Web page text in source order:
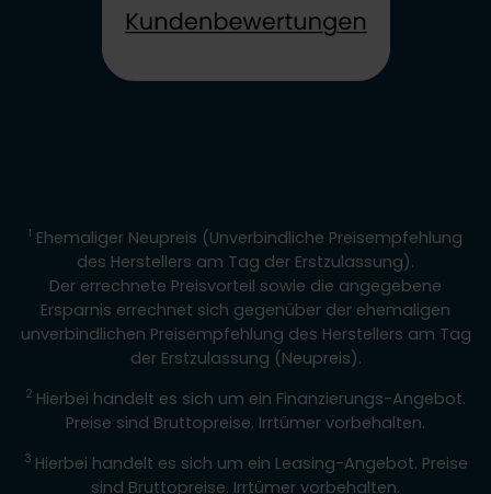
1 Ehemaliger Neupreis (Unverbindliche Preisempfehlung
des Herstellers am Tag der Erstzulassung).
Der errechnete Preisvorteil sowie die angegebene
Ersparnis errechnet sich gegenüber der ehemaligen
unverbindlichen Preisempfehlung des Herstellers am Tag
der Erstzulassung (Neupreis).
2 Hierbei handelt es sich um ein Finanzierungs-Angebot.
Preise sind Bruttopreise. Irrtümer vorbehalten.
3 Hierbei handelt es sich um ein Leasing-Angebot. Preise
sind Bruttopreise. Irrtümer vorbehalten.